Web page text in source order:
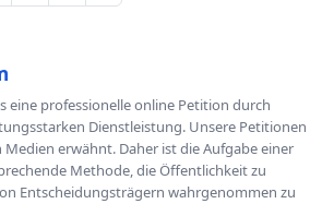
eine professionelle online Petition durch
Dienstleistung. Unsere Petitionen
erwähnt. Daher ist die Aufgabe einer
Methode, die Öffentlichkeit zu
Entscheidungsträgern wahrgenommen zu